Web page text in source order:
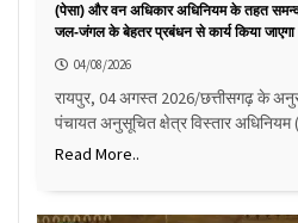
(पेसा) और वन अधिकार अधिनियम के तहत
जल-जंगल के बेहतर प्रबंधन से कार्य किया जाएगा
04/08/2026
रायपुर, 04 अगस्त 2026/छत्तीसगढ़ के
पंचायत अनुसूचित क्षेत्र विस्तार
Read More..